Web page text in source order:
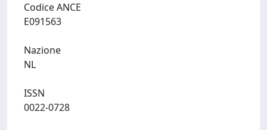
Codice ANCE
Nazione
ISSN